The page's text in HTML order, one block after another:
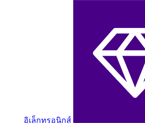
อิเล็กทรอนิกส์